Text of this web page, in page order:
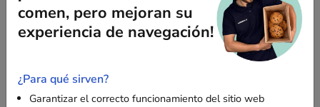
NUESTRAS GAMAS
AYUDA
comen, pero mejoran su
experiencia de navegación!
¿Para qué sirven?
Garantizar el correcto funcionamiento del sitio web